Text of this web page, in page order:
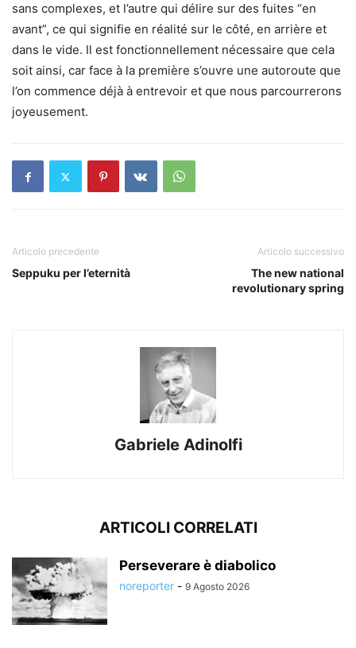
sans complexes, et l’autre qui délire sur des fuites “en
avant”, ce qui signifie en réalité sur le côté, en arrière et
dans le vide. Il est fonctionnellement nécessaire que cela
soit ainsi, car face à la première s’ouvre une autoroute que
l’on commence déjà à entrevoir et que nous parcourrerons
joyeusement.
Articolo precedente
Seppuku per l’eternità
Articolo successivo
The new national
revolutionary spring
Gabriele Adinolfi
ARTICOLI CORRELATI
Perseverare è diabolico
noreporter - 9 Agosto 2026